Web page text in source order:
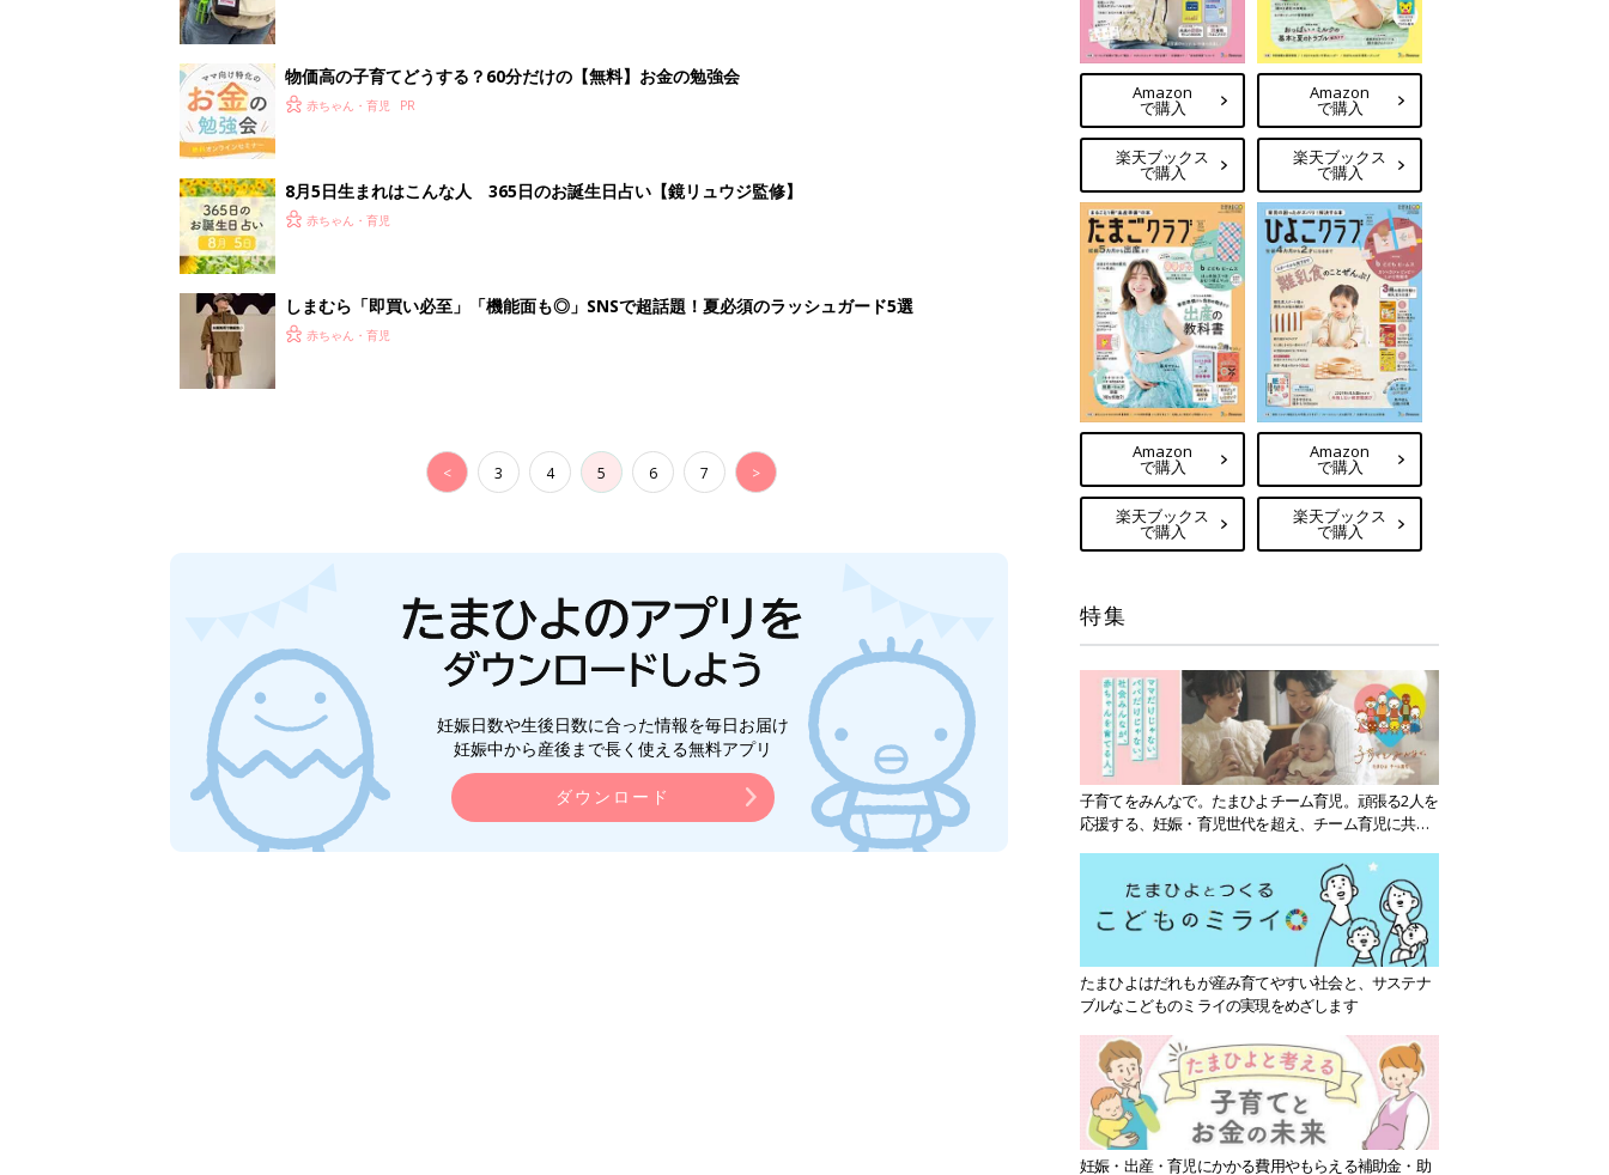
物価高の子育てどうする？60分だけの【無料】お金の勉強会
赤ちゃん・育児
8月5日生まれはこんな人 365日のお誕生日占い【鏡リュウジ監修】
赤ちゃん・育児
しまむら「即買い必至」「機能面も◎」SNSで超話題！夏必須のラッシュガード5選
赤ちゃん・育児
< 3 4 5 6 7 >
妊娠日数や生後日数に合った情報を毎日お届け
妊娠中から産後まで長く使える無料アプリ
ダウンロード
Amazon
で購入
楽天ブックス
で購入
Amazon
で購入
楽天ブックス
で購入
Amazon
で購入
楽天ブックス
で購入
Amazon
で購入
楽天ブックス
で購入
特集
子育てをみんなで。たまひよチーム育児。頑張る2人を
応援する、妊娠・育児世代を超え、チーム育児に共感
たまひよはだれもが産み育てやすい社会と、サステナ
ブルなこどものミライの実現をめざします
妊娠・出産・育児にかかる費用やもらえる補助金・助